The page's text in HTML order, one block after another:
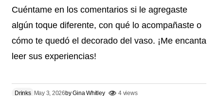
Cuéntame en los comentarios si le agregaste
algún toque diferente, con qué lo acompañaste o
cómo te quedó el decorado del vaso. ¡Me encanta
leer sus experiencias!
Drinks May 3, 2026byGina Whitley 4 views